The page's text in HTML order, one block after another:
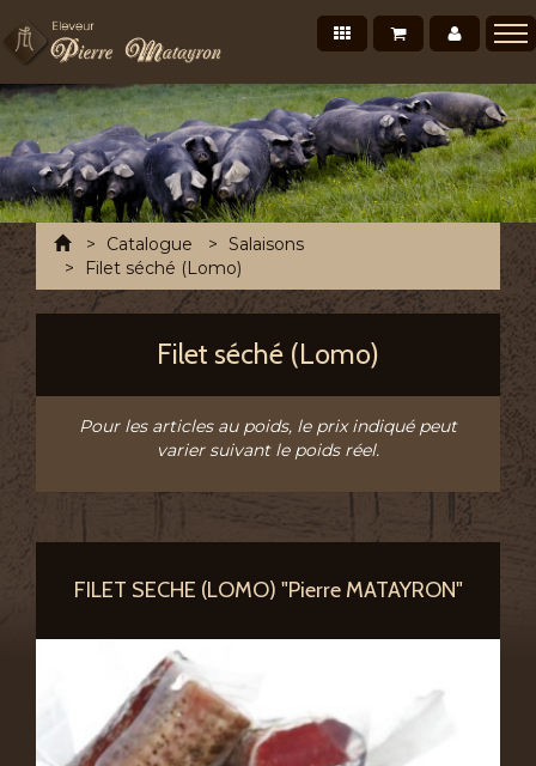
Mon
Mon panier
Nos produits
Présentation
Points de vente Professionnels
Recettes et conseils
Photos/Vidéos
Salons et évènements
Tournée Mensuelle
Chronofresh France
Contact
A découvrir
AccueilCatalogue
Salaisons
Filet séché (Lomo)
Filet séché (Lomo)
Pour les articles au poids, le prix indiqué peut
varier suivant le poids réel.
FILET SECHE (LOMO) "Pierre MATAYRON"